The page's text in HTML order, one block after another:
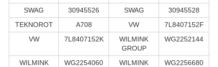
SWAG
30945526 SWAG
30945528
TEKNOROT
A708 VW
7L8407152F
VW
7L8407152K
WILMINK
GROUP
WG2252144
WILMINK
WG2254060
WILMINK
WG2256680